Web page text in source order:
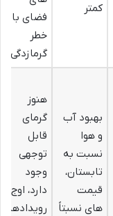
کمتر
فضای باز،
خطر
گرمازدگی
بهبود آب
و هوا
نسبت به
تابستان،
قیمت
های نسبتاً
هنوز
گرمای
قابل
توجهی
وجود
دارد، اوج
رویدادها